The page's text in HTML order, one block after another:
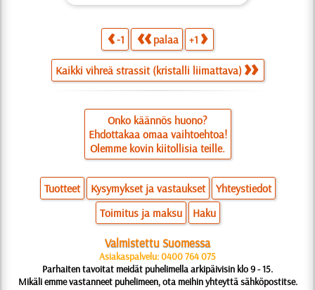
-1 palaa +1
Kaikki vihreä strassit (kristalli liimattava)
Onko käännös huono?
Ehdottakaa omaa vaihtoehtoa!
Olemme kovin kiitollisia teille.
Tuotteet Kysymykset ja vastaukset
Yhteystiedot
Toimitus ja maksu
Haku
Valmistettu Suomessa
Asiakaspalvelu: 0400 764 075
Parhaiten tavoitat meidät puhelimella arkipäivisin klo 9 - 15.
Mikäli emme vastanneet puhelimeen, ota meihin yhteyttä sähköpostitse.